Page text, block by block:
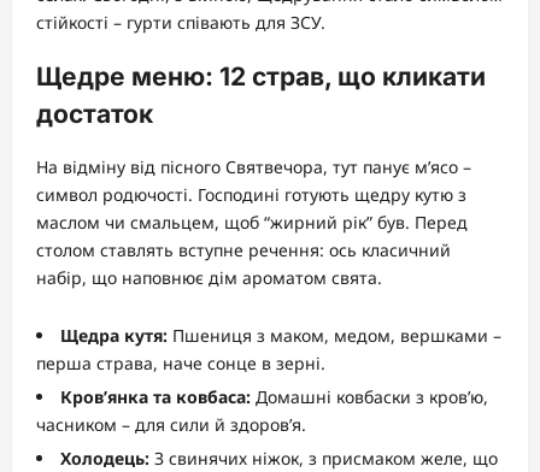
стійкості – гурти співають для ЗСУ.
Щедре меню: 12 страв, що кликати
достаток
На відміну від пісного Святвечора, тут панує м’ясо –
символ родючості. Господині готують щедру кутю з
маслом чи смальцем, щоб “жирний рік” був. Перед
столом ставлять вступне речення: ось класичний
набір, що наповнює дім ароматом свята.
Щедра кутя: Пшениця з маком, медом, вершками –
перша страва, наче сонце в зерні.
Кров’янка та ковбаса: Домашні ковбаски з кров’ю,
часником – для сили й здоров’я.
Холодець: З свинячих ніжок, з присмаком желе, що